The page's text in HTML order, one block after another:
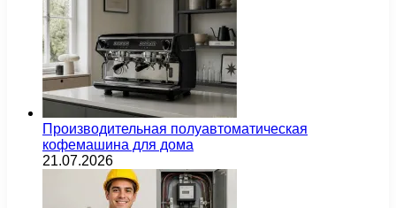
Производительная полуавтоматическая
кофемашина для дома
21.07.2026